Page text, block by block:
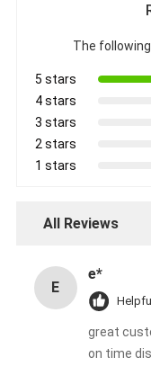
The
5 stars
4 stars
3 stars
2 stars
1 stars
All Reviews
E
e*
great
on time